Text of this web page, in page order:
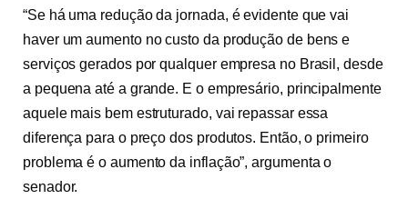
“Se há uma redução da jornada, é evidente que vai
haver um aumento no custo da produção de bens e
serviços gerados por qualquer empresa no Brasil, desde
a pequena até a grande. E o empresário, principalmente
aquele mais bem estruturado, vai repassar essa
diferença para o preço dos produtos. Então, o primeiro
problema é o aumento da inflação”, argumenta o
senador.